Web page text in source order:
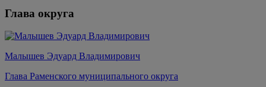
Глава округа
Малышев Эдуард Владимирович
Глава Раменского муниципального округа